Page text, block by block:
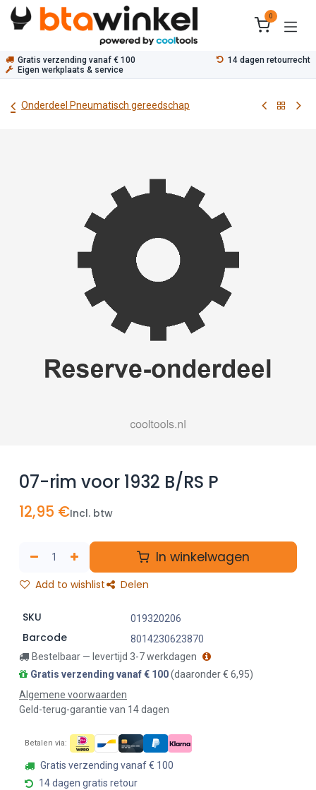
Overslaan naar inhoud
0
Gratis verzending vanaf € 100
14 dagen retourrecht
Eigen werkplaats & service
Onderdeel Pneumatisch gereedschap
07-rim voor 1932 B/RS P
12,95 €Incl. btw
In winkelwagen
Add to wishlist Delen
SKU 019320206
Barcode
8014230623870
Bestelbaar — levertijd 3-7 werkdagen
Gratis verzending vanaf € 100(daaronder € 6,95)
Algemene voorwaarden
Geld-terug-garantie van 14 dagen
Betalen via:
Gratis verzending vanaf € 100
14 dagen gratis retour